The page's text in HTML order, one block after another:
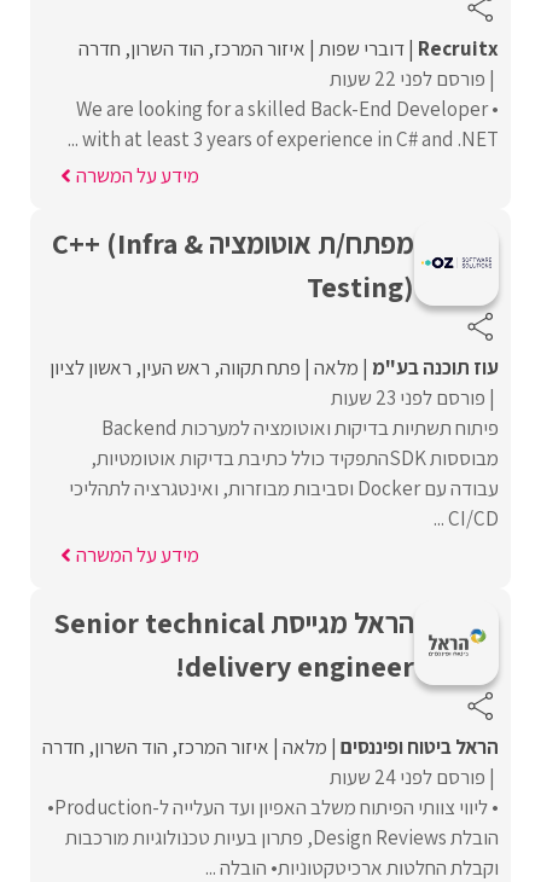
Recruitx דוברי שפות איזור המרכז הוד השרון חדרה
פורסם לפני 22 שעות
• We are looking for a skilled Back-End Developer
with at least 3 years of experience in C# and .NET ...
מידע על המשרה
מפתח/ת אוטומציה C++ (Infra &
Testing)
עוז תוכנה בע"מ מלאה פתח תקווה ראש העין ראשון לציון
פורסם לפני 23 שעות
פיתוח תשתיות בדיקות ואוטומציה למערכות Backend
מבוססות SDKהתפקיד כולל כתיבת בדיקות אוטומטיות,
עבודה עם Docker וסביבות מבוזרות, ואינטגרציה לתהליכי
CI/CD ...
מידע על המשרה
הראל מגייסת Senior technical
delivery engineer!
הראל ביטוח ופיננסים מלאה איזור המרכז הוד השרון חדרה
פורסם לפני 24 שעות
• ליווי צוותי הפיתוח משלב האפיון ועד העלייה ל-Production•
הובלת Design Reviews, פתרון בעיות טכנולוגיות מורכבות
וקבלת החלטות ארכיטקטוניות• הובלה ...